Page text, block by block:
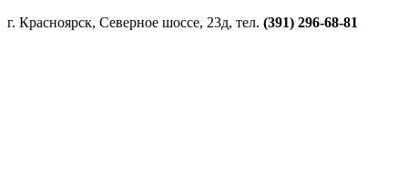
г. Красноярск, Северное шоссе, 23д, тел. (391) 296-68-81